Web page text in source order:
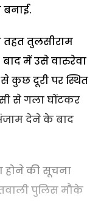
तहत तुलसीराम
में उसे वारुरेवा
से कुछ दूरी पर स्थित
से गला घोंटकर
देने के बाद
होने की सूचना
पुलिस मौके